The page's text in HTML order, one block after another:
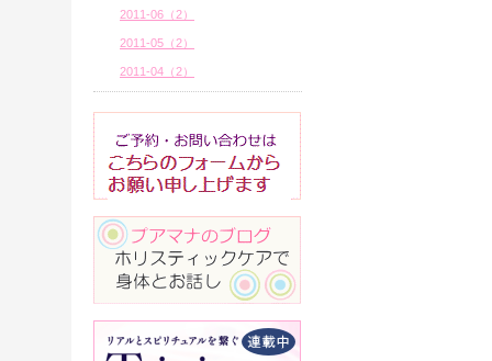
2011-06（2）
2011-05（2）
2011-04（2）